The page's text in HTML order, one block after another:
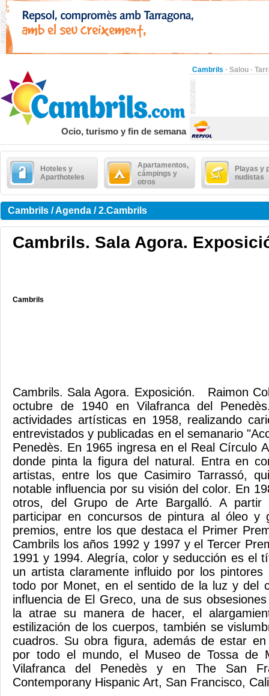
Cambrils · Salou ·
Ocio, turismo y fin de semana
Hoteles y
Aparthoteles
Apartamentos,
cámpings y
otros
Playas y
nudistas
Cambrils / Agenda / 2.Cambrils
Cambrils. Sala Agora.
Cambrils
Cambrils. Sala Agora. Exposición. Raimon
octubre de 1940 en Vilafranca del
actividades artísticas en 1958, realizando
entrevistados y publicadas en el semanario
Penedès. En 1965 ingresa en el Real Círculo
donde pinta la figura del natural. Entra en
artistas, entre los que Casimiro Tarrassó,
notable influencia por su visión del color. En
otros, del Grupo de Arte Bargalló. A partir
participar en concursos de pintura al óleo y
premios, entre los que destaca el Primer
Cambrils los años 1992 y 1997 y el Tercer
1991 y 1994. Alegría, color y seducción es el
un artista claramente influido por los pintores
todo por Monet, en el sentido de la luz y del
influencia de El Greco, una de sus
la atrae su manera de hacer, el
estilización de los cuerpos, también se
cuadros. Su obra figura, además de estar en
por todo el mundo, el Museo de Tossa de
Vilafranca del Penedès y en The San
Contemporany Hispanic Art, San Francisco,